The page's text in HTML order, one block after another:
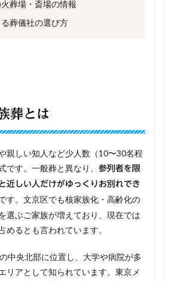
葬場・斎場の情報
葬儀社の選び方
葬とは
親しい知人など少人数（10〜30名程
です。一般葬と異なり、
参列者を限
近しい人だけがゆっくりお別れでき
す。文京区でも核家族化・高齢化の
選ぶご家族が増えており、現在では
めるとも言われています。
中央北部に位置し、大学や病院が多
リアとして知られています。東京メ